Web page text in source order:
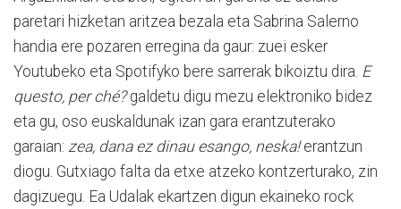
paretari hizketan aritzea bezala eta Sabrina Salerno
handia ere pozaren erregina da gaur: zuei esker
Youtubeko eta Spotifyko bere sarrerak bikoiztu dira. E
questo, per ché?galdetu digu mezu elektroniko bidez
eta gu, oso euskaldunak izan gara erantzuterako
garaian: zea, dana ez dinau esango, neska!erantzun
diogu. Gutxiago falta da etxe atzeko kontzerturako, zin
dagizuegu. Ea Udalak ekartzen digun ekaineko rock